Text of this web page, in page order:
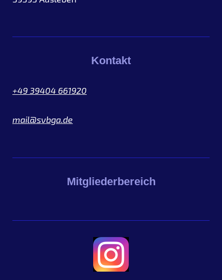
Kontakt
+49 39404 661920
mail@svbga.de
Mitgliederbereich